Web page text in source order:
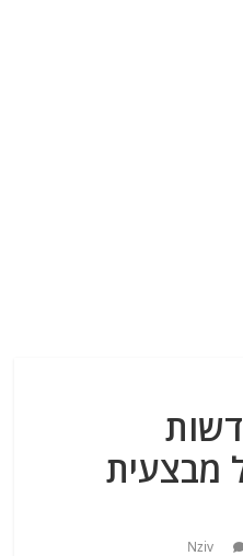
מבצעית
Nziv